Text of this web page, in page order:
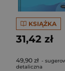
KSIĄŻKA
31,42 zł
49,90 zł -
detaliczna